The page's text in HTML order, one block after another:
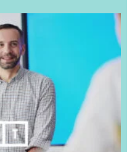
useampi
muunnelma.
Voit
tehdä
valinnat
useampi
muunnelma.
Voit
tehdä
valinnat